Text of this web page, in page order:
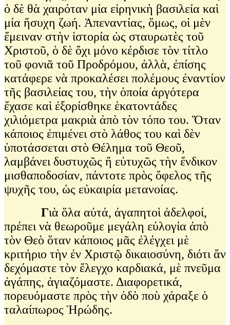
ὁ δὲ θὰ χαιρόταν μία εἰρηνικὴ βασιλεία καὶ
μία ἥσυχη ζωή. Ἀπεναντίας, ὅμως, οἱ μὲν
ἔμειναν στὴν ἱστορία ὡς σταυρωτὲς τοῦ
Χριστοῦ, ὁ δὲ ὄχι μόνο κέρδισε τὸν τίτλο
τοῦ φονιᾶ τοῦ Προδρόμου, ἀλλὰ, ἐπίσης
κατάφερε νὰ προκαλέσει πολέμους ἐναντίον
τῆς βασιλείας του, τὴν ὁποία ἀργότερα
ἔχασε καὶ ἐξορίσθηκε ἑκατοντάδες
χιλιόμετρα μακριὰ ἀπὸ τὸν τόπο του. Ὅταν
κάποιος ἐπιμένει στὸ λάθος του καὶ δὲν
ὑποτάσσεται στὸ Θέλημα τοῦ Θεοῦ,
λαμβάνει δυστυχῶς ἤ εὐτυχῶς τὴν ἔνδικον
μισθαποδοσίαν, πάντοτε πρὸς ὄφελος τῆς
ψυχῆς του, ὡς εὐκαιρία μετανοίας.
Γιὰ ὅλα αὐτά, ἀγαπητοὶ ἀδελφοί,
πρέπει νὰ θεωροῦμε μεγάλη εὐλογία ἀπὸ
τὸν Θεὸ ὅταν κάποιος μᾶς ἐλέγχει μὲ
κριτήριο τὴν ἐν Χριστῷ δικαιοσύνη, διότι ἄν
δεχόμαστε τὸν ἔλεγχο καρδιακά, μὲ πνεῦμα
ἀγάπης, ἁγιαζόμαστε. Διαφορετικά,
πορευόμαστε πρὸς τὴν ὁδὸ ποὺ χάραξε ὁ
ταλαίπωρος Ἡρώδης.